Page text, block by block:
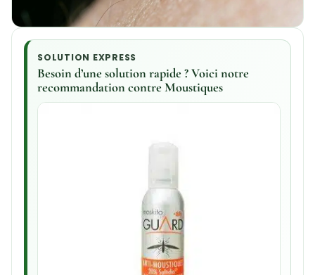
SOLUTION EXPRESS
Besoin d’une solution rapide ? Voici notre
recommandation contre Moustiques